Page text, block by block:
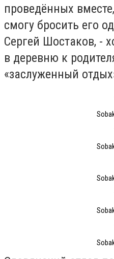
проведённых
смогу бросить его
Сергей Шостаков, -
в деревню к
«заслуженный